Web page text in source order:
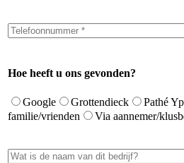
Hoe heeft u ons gevonden?
Google Grottendieck Pathé
familie/vrienden
Via aannemer/